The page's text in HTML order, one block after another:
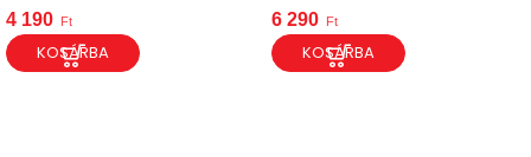
4 190 Ft
KOSÁRBA
6 290 Ft
KOSÁRBA